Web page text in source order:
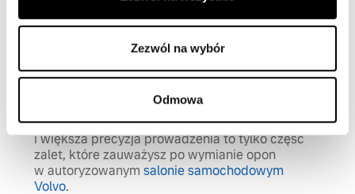
Zezwól na wybór
Odmowa
przekładają się na niższe zużycie paliwa – różnica może
wynosić nawet 0,3–0,5 l/100 km.
Komfort jazdy również ulega poprawie –
mniejszy hałas, lepsza amortyzacja nierówności
i większa precyzja prowadzenia to tylko część
zalet, które zauważysz po wymianie opon
w autoryzowanymsalonie samochodowym
Volvo.